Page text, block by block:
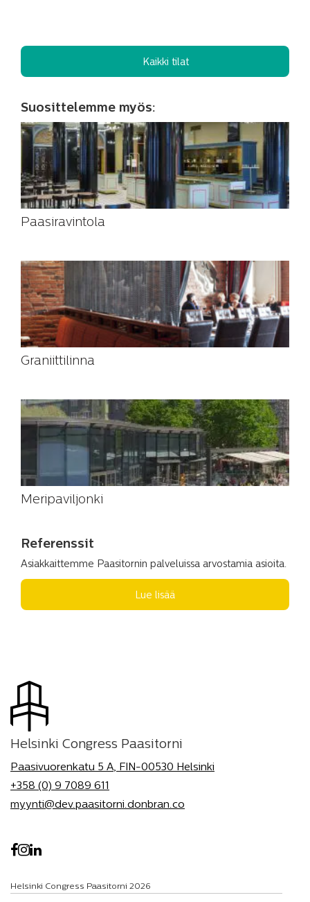
Kaikki tilat
Suosittelemme myös:
Paasiravintola
Graniittilinna
Meripaviljonki
Referenssit
Asiakkaittemme Paasitornin palveluissa arvostamia asioita.
Lue lisää
Helsinki Congress Paasitorni
Paasivuorenkatu 5 A, FIN-00530 Helsinki
+358 (0) 9 7089 611
myynti@dev.paasitorni.donbran.co
Helsinki Congress Paasitorni 2026